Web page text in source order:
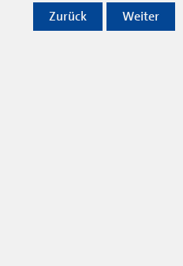
Weiter
Zurück